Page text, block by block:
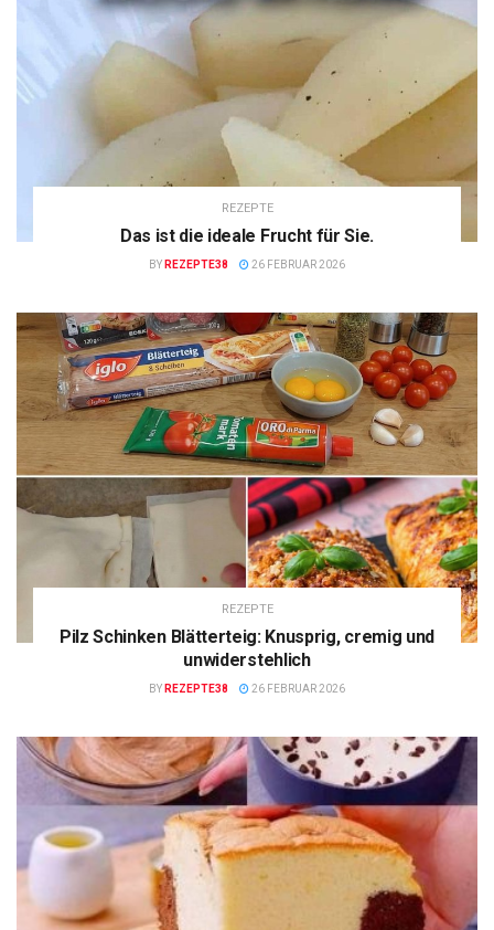
REZEPTE
Das ist die ideale Frucht für Sie.
BY REZEPTE38 26 FEBRUAR 2026
REZEPTE
Pilz Schinken Blätterteig: Knusprig, cremig und
unwiderstehlich
BY REZEPTE38 26 FEBRUAR 2026